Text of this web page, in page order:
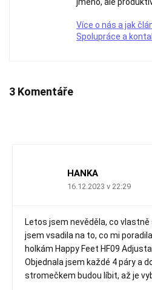
Více o nás a jak
Spolupráce a
3 Komentáře
HANKA
16.12.2023 v 22:29
Letos jsem nevěděla, co
jsem vsadila na to, co mi
holkám Happy Feet HF09
Objednala jsem každé 4 páry a
stromečkem budou líbit, až je